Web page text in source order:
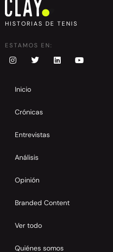
HISTORIAS DE TENIS
ESTAMOS EN:
Inicio
Crónicas
Entrevistas
Análisis
Opinión
Branded Content
Ver todo
Quiénes somos